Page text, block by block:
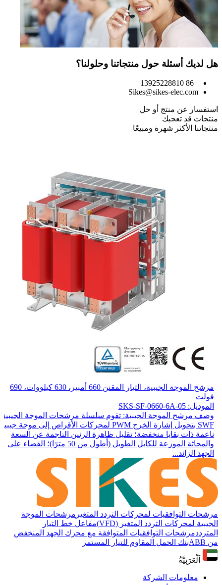
هل لديك أسئلة حول منتجاتنا وحلولنا؟
+86 13925228810
Sikes@sikes-elec.com
استفسار عن منتج أو حل
منتجات قد تعجبك
منتجاتنا الأكثر شهرة ومبيعًا
مرشح الموجة الجيبية، التيار المقنن 660 أمبير، 630 كيلووات، 690
فولت
الموديل: SKS-SF-0660-6A-05
وصف مرشح الموجة الجيبية: تقوم سلسلة مرشحات الموجة الجيبية
SWF بتحويل إشارة الخرج PWM لمحركات الأقراص إلى موجة جيبية
ناعمة ذات بقايا منخفضة؛ تقليل ظاهرة الرنين الناجمة عن السعة
والمحاثة الموزعة للكابل الطويل (أطول من 50 مترًا)؛ القضاء على
الجهد الزائد...
مرشحات التوافقيات لمحركات التردد المتغير مرشحات الموجة
الجيبية لمحركات التردد المتغير (VFD)
مفاعل خط التيار
المترددمرشحات التوافقيات المتوافقة مع محرك الجهد المنخفض
من ABB
بنك الحمل المقاوم للتيار المستمر
اَلْعَرَبِيَّةُ
معلومات الشركة